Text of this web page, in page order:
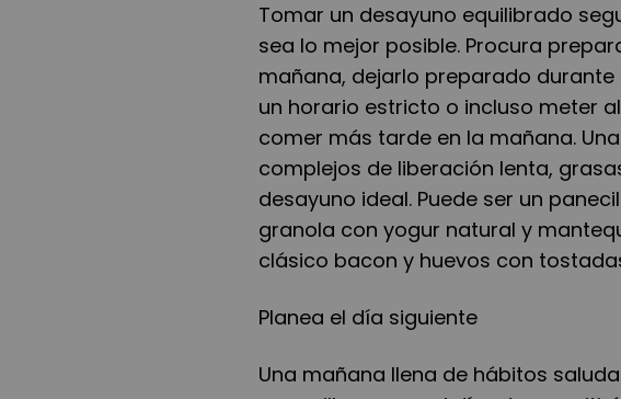
Tomar un desayuno equilibrado
sea lo mejor posible. Procura
mañana, dejarlo preparado
un horario estricto o incluso meter
comer más tarde en la mañana.
complejos de liberación lenta,
desayuno ideal. Puede ser un
granola con yogur natural y
clásico bacon y huevos con
Planea el día siguiente
Una mañana llena de hábitos